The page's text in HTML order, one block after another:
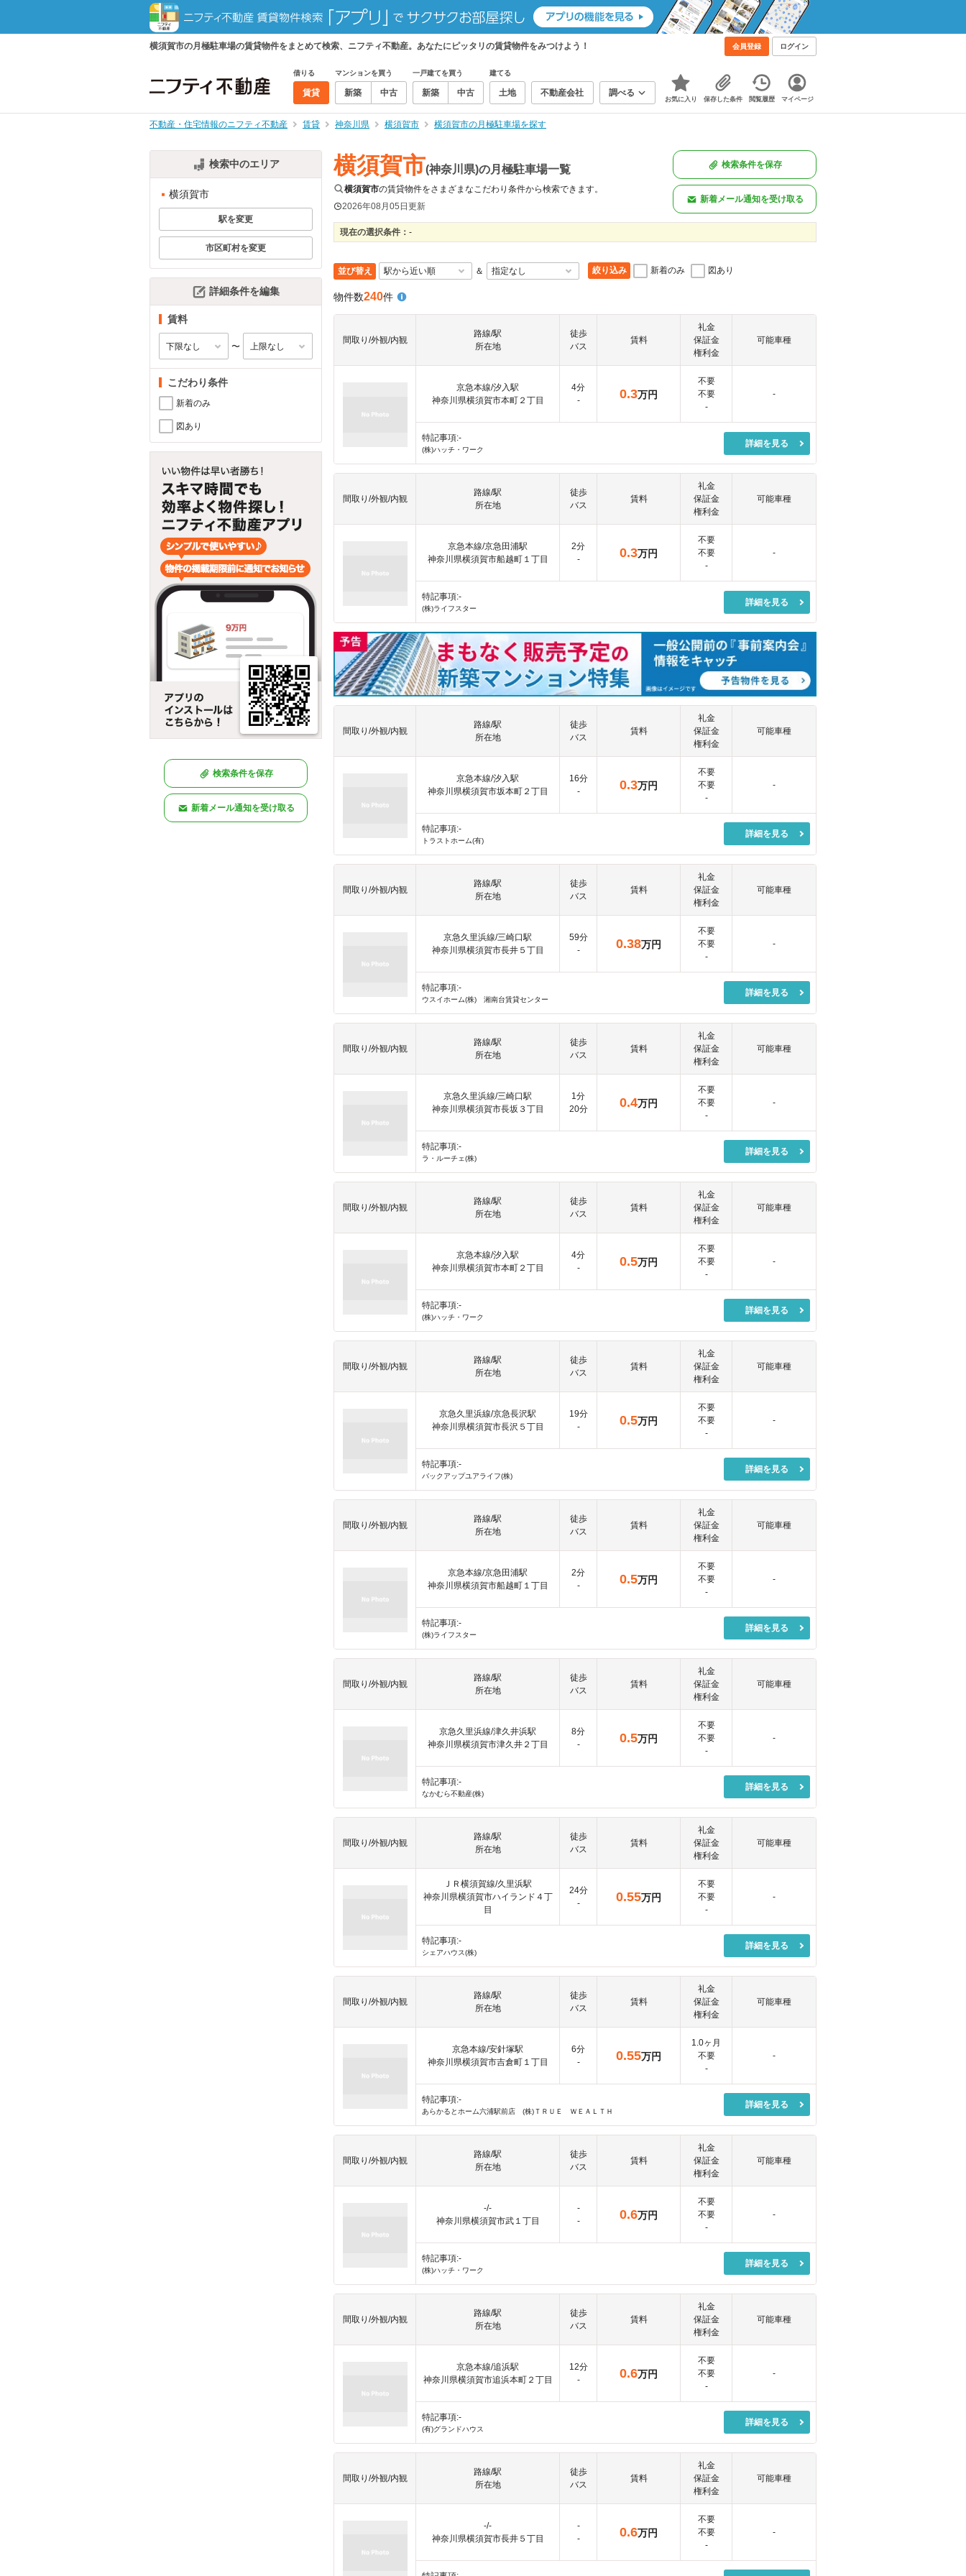
横須賀市の月極駐車場の賃貸物件をまとめて検索、ニフティ不動産。あなたにピッタリの賃貸物件をみつけよう！ 会員登録 ログイン
借りる
賃貸
マンションを買う
新築 中古
一戸建てを買う
新築 中古
建てる
土地 不動産会社 調べる
お気に入り 保存した条件 閲覧履歴 マイページ
不動産・住宅情報のニフティ不動産 賃貸 神奈川県 横須賀市 横須賀市の月極駐車場を探す
検索中のエリア
横須賀市
駅を変更
市区町村を変更
詳細条件を編集
賃料
〜
こだわり条件
新着のみ
図あり
検索条件を保存
新着メール通知を受け取る
横須賀市(神奈川県)の月極駐車場一覧
横須賀市の賃貸物件をさまざまなこだわり条件から検索できます。
2026年08月05日更新
検索条件を保存
新着メール通知を受け取る
現在の選択条件： -
並び替え ＆ 絞り込み 新着のみ 図あり
物件数240件
間取り/外観/内観
路線/駅
所在地
徒歩
バス
賃料
礼金
保証金
権利金
可能車種
京急本線/汐入駅
神奈川県横須賀市本町２丁目
4分
-
0.3万円
不要
不要
-
-
特記事項:-
(株)ハッチ・ワーク
詳細を見る
間取り/外観/内観
路線/駅
所在地
徒歩
バス
賃料
礼金
保証金
権利金
可能車種
京急本線/京急田浦駅
神奈川県横須賀市船越町１丁目
2分
-
0.3万円
不要
不要
-
-
特記事項:-
(株)ライフスター
詳細を見る
間取り/外観/内観
路線/駅
所在地
徒歩
バス
賃料
礼金
保証金
権利金
可能車種
京急本線/汐入駅
神奈川県横須賀市坂本町２丁目
16分
-
0.3万円
不要
不要
-
-
特記事項:-
トラストホーム(有)
詳細を見る
間取り/外観/内観
路線/駅
所在地
徒歩
バス
賃料
礼金
保証金
権利金
可能車種
京急久里浜線/三崎口駅
神奈川県横須賀市長井５丁目
59分
-
0.38万円
不要
不要
-
-
特記事項:-
ウスイホーム(株) 湘南台賃貸センター
詳細を見る
間取り/外観/内観
路線/駅
所在地
徒歩
バス
賃料
礼金
保証金
権利金
可能車種
京急久里浜線/三崎口駅
神奈川県横須賀市長坂３丁目
1分
20分
0.4万円
不要
不要
-
-
特記事項:-
ラ・ルーチェ(株)
詳細を見る
間取り/外観/内観
路線/駅
所在地
徒歩
バス
賃料
礼金
保証金
権利金
可能車種
京急本線/汐入駅
神奈川県横須賀市本町２丁目
4分
-
0.5万円
不要
不要
-
-
特記事項:-
(株)ハッチ・ワーク
詳細を見る
間取り/外観/内観
路線/駅
所在地
徒歩
バス
賃料
礼金
保証金
権利金
可能車種
京急久里浜線/京急長沢駅
神奈川県横須賀市長沢５丁目
19分
-
0.5万円
不要
不要
-
-
特記事項:-
バックアップユアライフ(株)
詳細を見る
間取り/外観/内観
路線/駅
所在地
徒歩
バス
賃料
礼金
保証金
権利金
可能車種
京急本線/京急田浦駅
神奈川県横須賀市船越町１丁目
2分
-
0.5万円
不要
不要
-
-
特記事項:-
(株)ライフスター
詳細を見る
間取り/外観/内観
路線/駅
所在地
徒歩
バス
賃料
礼金
保証金
権利金
可能車種
京急久里浜線/津久井浜駅
神奈川県横須賀市津久井２丁目
8分
-
0.5万円
不要
不要
-
-
特記事項:-
なかむら不動産(株)
詳細を見る
間取り/外観/内観
路線/駅
所在地
徒歩
バス
賃料
礼金
保証金
権利金
可能車種
ＪＲ横須賀線/久里浜駅
神奈川県横須賀市ハイランド４丁
目
24分
-
0.55万円
不要
不要
-
-
特記事項:-
シェアハウス(株)
詳細を見る
間取り/外観/内観
路線/駅
所在地
徒歩
バス
賃料
礼金
保証金
権利金
可能車種
京急本線/安針塚駅
神奈川県横須賀市吉倉町１丁目
6分
-
0.55万円
1.0ヶ月
不要
-
-
特記事項:-
あらかるとホーム六浦駅前店 (株)ＴＲＵＥ ＷＥＡＬＴＨ
詳細を見る
間取り/外観/内観
路線/駅
所在地
徒歩
バス
賃料
礼金
保証金
権利金
可能車種
-/-
神奈川県横須賀市武１丁目
-
-
0.6万円
不要
不要
-
-
特記事項:-
(株)ハッチ・ワーク
詳細を見る
間取り/外観/内観
路線/駅
所在地
徒歩
バス
賃料
礼金
保証金
権利金
可能車種
京急本線/追浜駅
神奈川県横須賀市追浜本町２丁目
12分
-
0.6万円
不要
不要
-
-
特記事項:-
(有)グランドハウス
詳細を見る
間取り/外観/内観
路線/駅
所在地
徒歩
バス
賃料
礼金
保証金
権利金
可能車種
-/-
神奈川県横須賀市長井５丁目
-
-
0.6万円
不要
不要
-
-